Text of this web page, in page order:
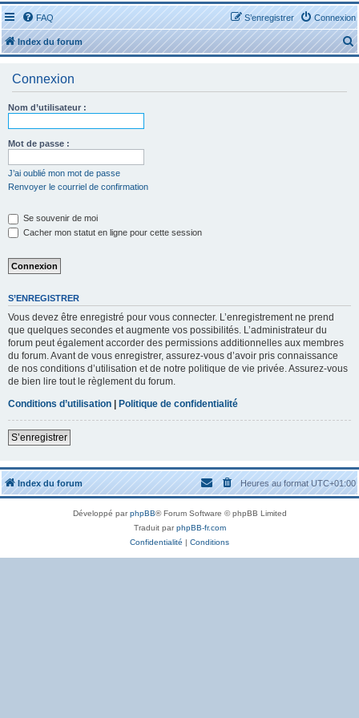
FAQ Connexion
S’enregistrer
Index du forum
e
Connexion
Nom d’utilisateur :
Mot de passe :
J’ai oublié mon mot de passe
Renvoyer le courriel de confirmation
Se souvenir de moi
Cacher mon statut en ligne pour cette session
S’ENREGISTRER
Vous devez être enregistré pour vous connecter. L’enregistrement ne prend
que quelques secondes et augmente vos possibilités. L’administrateur du
forum peut également accorder des permissions additionnelles aux membres
du forum. Avant de vous enregistrer, assurez-vous d’avoir pris connaissance
de nos conditions d’utilisation et de notre politique de vie privée. Assurez-vous
de bien lire tout le règlement du forum.
Conditions d’utilisation | Politique de confidentialité
S’enregistrer
Index du forum Heures au formatUTC+01:00
Développé parphpBB® Forum Software © phpBB Limited
Traduit parphpBB-fr.com
Confidentialité | Conditions